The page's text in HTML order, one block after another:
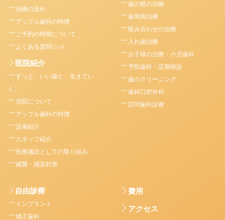
治療の流れ
アップル歯科の特徴
ご予約の時間について
よくある質問Q&A
医院紹介
ずっと、いい歯と、生きてい
く。
当院について
アップル歯科の特徴
設備紹介
スタッフ紹介
医療施設としての取り組み
滅菌・感染対策
歯の根の治療
歯周病治療
咬み合わせの治療
入れ歯治療
お子様の治療・小児歯科
予防歯科・定期検診
歯のクリーニング
歯科口腔外科
訪問歯科診療
自由診療
インプラント
矯正歯科
費用
アクセス